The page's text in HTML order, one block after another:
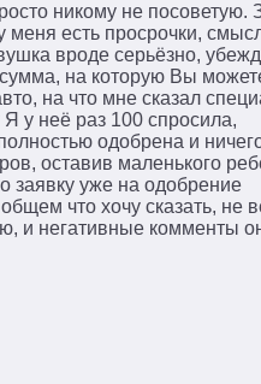
никому не посоветую.
меня есть просрочки,
вроде серьёзно,
на которую Вы
на что мне сказал
у неё раз 100 спросила,
одобрена и
оставив маленького
заявку уже на одобрение
что хочу сказать, не
и негативные комменты